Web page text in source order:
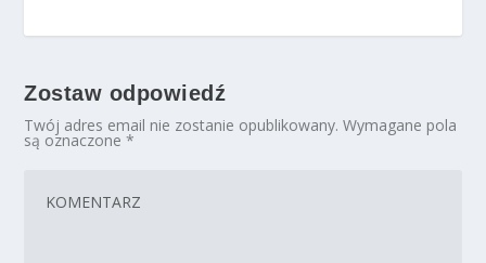
Zostaw odpowiedź
Twój adres email nie zostanie opublikowany. Wymagane pola
są oznaczone*